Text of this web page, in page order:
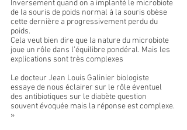
Inversement quand on a implanté le microbiote
de la souris de poids normal à la souris obèse
cette dernière a progressivement perdu du
poids.
Cela veut bien dire que la nature du microbiote
joue un rôle dans l’équilibre pondéral. Mais les
explications sont très complexes
Le docteur Jean Louis Galinier biologiste
essaye de nous éclairer sur le rôle éventuel
des antibiotiques sur le diabète question
souvent évoquée mais la réponse est complexe.
»